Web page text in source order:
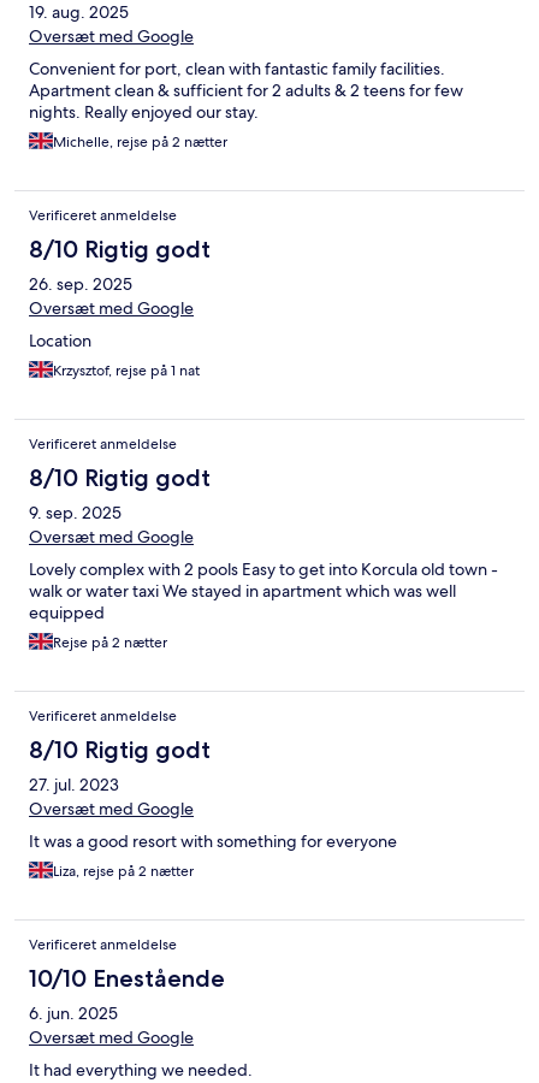
19. aug. 2025
Oversæt med Google
Convenient for port, clean with fantastic family facilities.
Apartment clean & sufficient for 2 adults & 2 teens for few
nights. Really enjoyed our stay.
Michelle, rejse på 2 nætter
Verificeret anmeldelse
8/10 Rigtig godt
26. sep. 2025
Oversæt med Google
Location
Krzysztof, rejse på 1 nat
Verificeret anmeldelse
8/10 Rigtig godt
9. sep. 2025
Oversæt med Google
Lovely complex with 2 pools Easy to get into Korcula old town -
walk or water taxi We stayed in apartment which was well
equipped
Rejse på 2 nætter
Verificeret anmeldelse
8/10 Rigtig godt
27. jul. 2023
Oversæt med Google
It was a good resort with something for everyone
Liza, rejse på 2 nætter
Verificeret anmeldelse
10/10 Enestående
6. jun. 2025
Oversæt med Google
It had everything we needed.